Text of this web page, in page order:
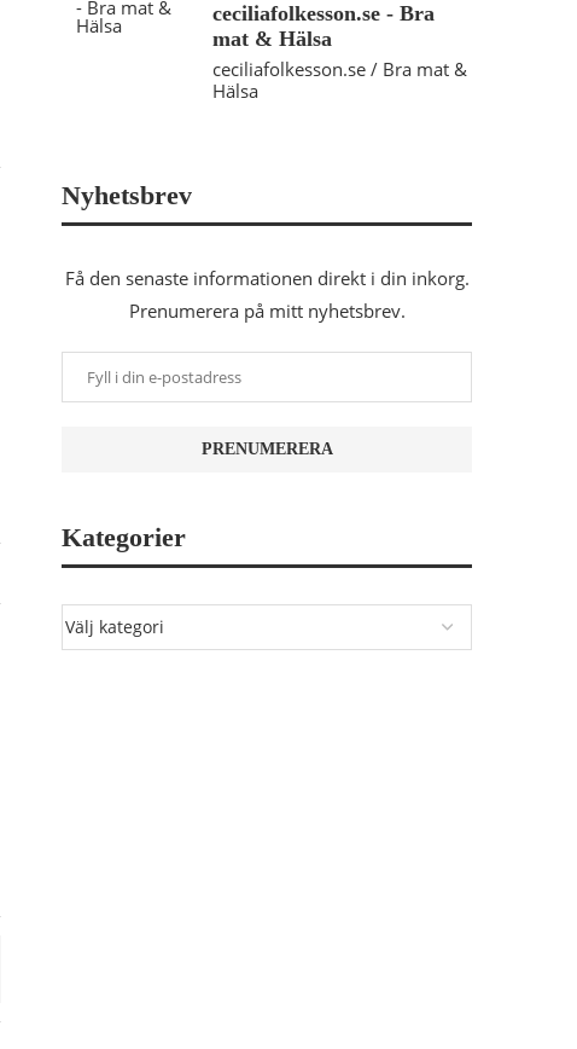
ceciliafolkesson.se - Bra
mat & Hälsa
ceciliafolkesson.se / Bra mat &
Hälsa
Nyhetsbrev
Få den senaste informationen direkt i din inkorg.
Prenumerera på mitt nyhetsbrev.
Kategorier